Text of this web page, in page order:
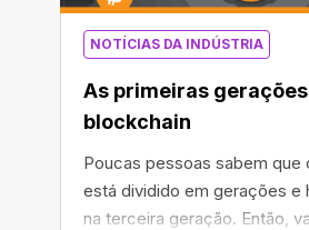
NOTÍCIAS DA INDÚSTRIA
As primeiras
blockchain
Poucas pessoas sabem que
está dividido em gerações e
na terceira geração. Então,